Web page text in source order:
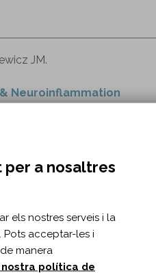
JM.
Neuroinflammation
per a nosaltres
els nostres serveis i la
acceptar-les i
manera
política de